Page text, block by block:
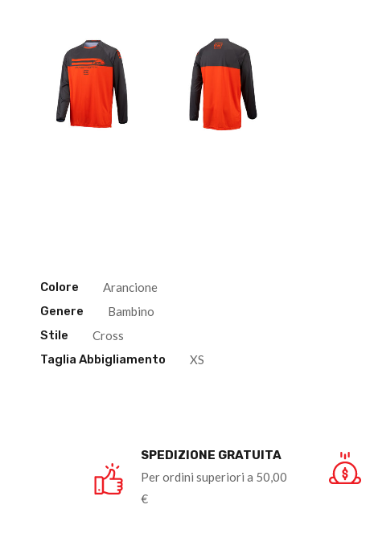
Colore
Arancione
Genere
Bambino
Stile
Cross
Taglia Abbigliamento
XS
SPEDIZIONE GRATUITA
Per ordini superiori a 50,00
€